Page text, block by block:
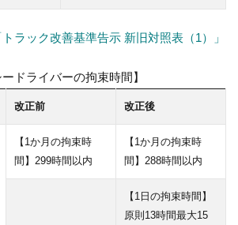
ラック改善基準告示 新旧対照表（1）」
ドライバーの拘束時間】
改正前 改正後
【1か月の拘束時
間】299時間以内
【1か月の拘束時
間】288時間以内
【1日の拘束時間】
原則13時間最大15